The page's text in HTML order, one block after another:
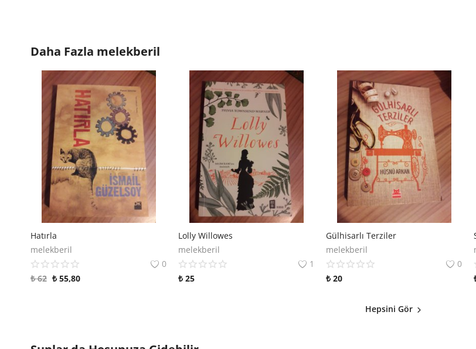
Daha Fazla melekberil
Hatırla
melekberil
0
₺62 ₺ 55,80
Lolly Willowes
melekberil
1
₺ 25
Gülhisarlı Terziler
melekberil
0
₺ 20
Hepsini Gör